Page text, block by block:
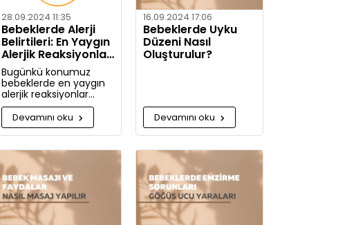
28.09.2024 11:35
Bebeklerde Alerji
Belirtileri: En Yaygın
Alerjik Reaksiyonlar
ve Önlemleri
Bugünkü konumuz
bebeklerde en yaygın
alerjik reaksiyonlar
nelerdir ve alerjiye karşı
nasıl önlem alınabilir?
Artık alerjiye karşı daha
bilgili olacaksınız!
Devamını oku
16.09.2024 17:06
Bebeklerde Uyku
Düzeni Nasıl
Oluşturulur?
Devamını oku